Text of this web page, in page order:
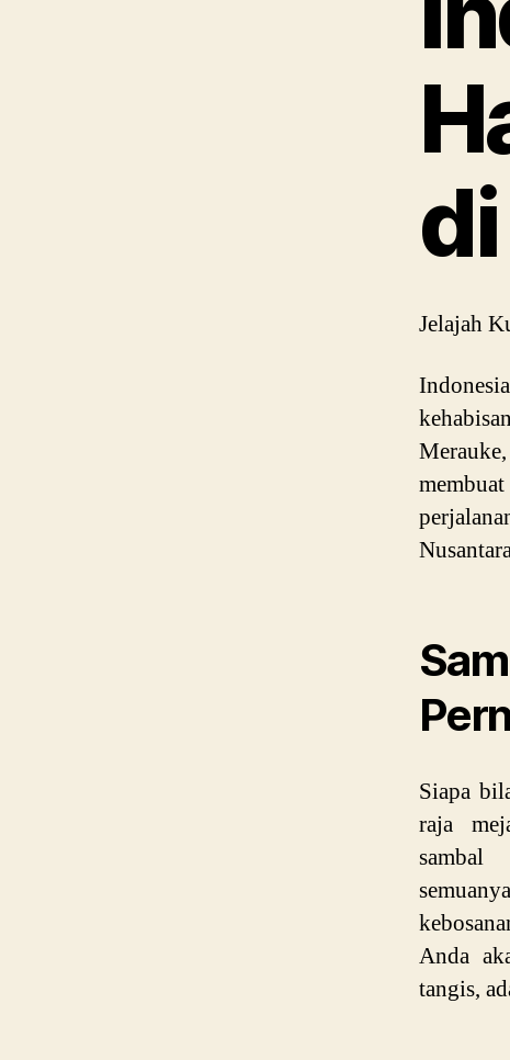
Jelajah
Siapa
raja
sambal
Anda
tangis,